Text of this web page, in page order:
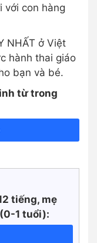
với con hàng
NHẤT ở Việt
hành thai giáo
bạn và bé.
từ trong
tiếng, mẹ
1 tuổi):